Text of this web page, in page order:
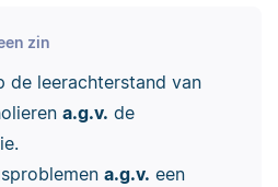
zin
de leerachterstand van
a.g.v. de
a.g.v. een